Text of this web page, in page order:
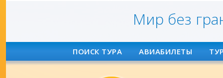
Мир без
ПОИСК ТУРА АВИАБИЛЕТЫ